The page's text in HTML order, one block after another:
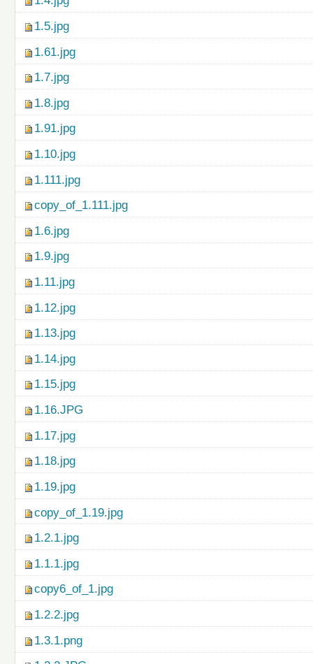
1.5.jpg
1.61.jpg
1.7.jpg
1.8.jpg
1.91.jpg
1.10.jpg
1.111.jpg
copy_of_1.111.jpg
1.6.jpg
1.9.jpg
1.11.jpg
1.12.jpg
1.13.jpg
1.14.jpg
1.15.jpg
1.16.JPG
1.17.jpg
1.18.jpg
1.19.jpg
copy_of_1.19.jpg
1.2.1.jpg
1.1.1.jpg
copy6_of_1.jpg
1.2.2.jpg
1.3.1.png